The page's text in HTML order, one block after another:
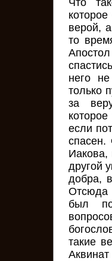
верой,
то
него
только
за
если
спасен.
Иакова,
другой
добра,
Отсюда
был
такие
Аквинат